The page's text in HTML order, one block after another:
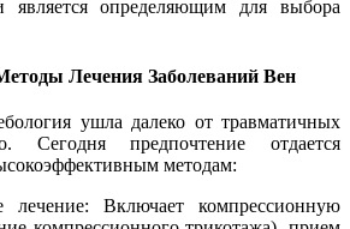
является определяющим для выбора
Лечения Заболеваний Вен
ушла далеко от травматичных
Сегодня предпочтение отдается
методам:
лечение: Включает компрессионную